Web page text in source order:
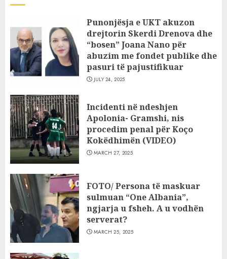
Punonjësja e UKT akuzon
drejtorin Skerdi Drenova dhe
“bosen” Joana Nano për
abuzim me fondet publike dhe
pasuri të pajustifikuar
JULY 24, 2025
Incidenti në ndeshjen
Apolonia- Gramshi, nis
procedim penal për Koço
Kokëdhimën (VIDEO)
MARCH 27, 2025
FOTO/ Persona të maskuar
sulmuan “One Albania”,
ngjarja u fsheh. A u vodhën
serverat?
MARCH 25, 2025